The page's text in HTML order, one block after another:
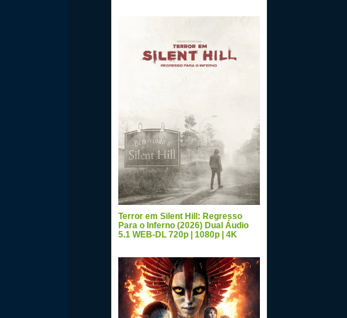
Terror em Silent Hill: Regresso
Para o Inferno (2026) Dual Áudio
5.1 WEB-DL 720p | 1080p | 4K